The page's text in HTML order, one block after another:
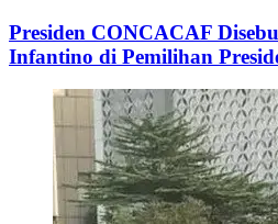
Presiden CONCACAF
Infantino di Pemilihan